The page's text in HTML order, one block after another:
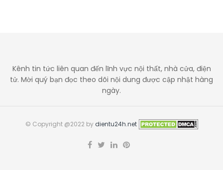
Kênh tin tức liên quan đến lĩnh vực nội thất, nhà cửa, điện
tử. Mời quý bạn đọc theo dõi nội dung được cập nhật hàng
ngày.
© Copyright @2022 by dientu24h.net